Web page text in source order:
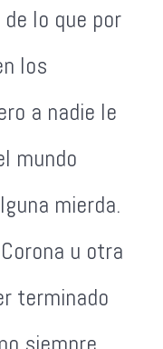
lo que por
los
a nadie le
mundo
mierda.
u otra
terminado